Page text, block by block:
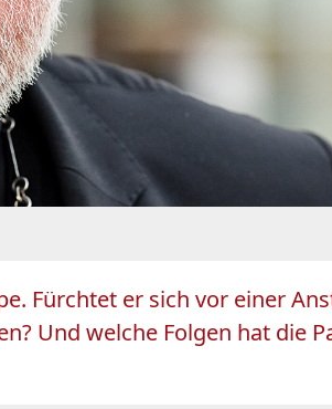
Fürchtet er sich vor einer
Und welche Folgen hat die